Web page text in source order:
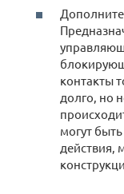
контакты
долго, но
могут
действия,